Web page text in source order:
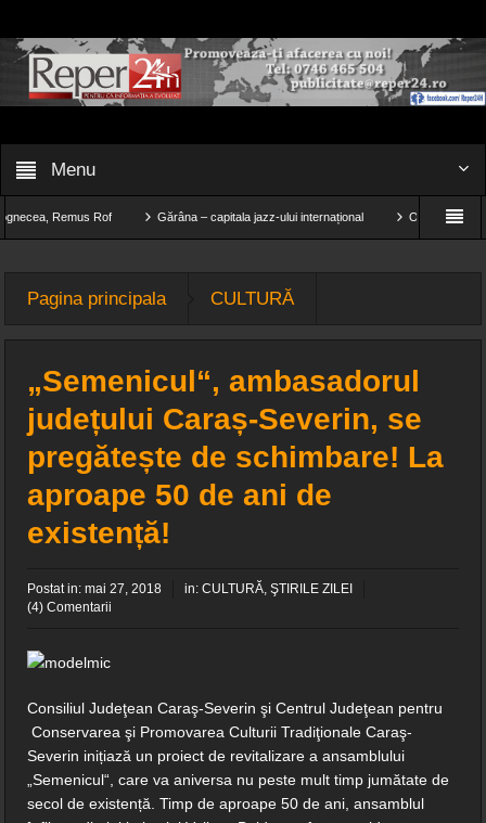
Menu
Remus Rof Gărâna – capitala jazz-ului internațional O fetiță de doar 11
Pagina principala CULTURĂ
„Semenicul“, ambasadorul
județului Caraș-Severin, se
pregătește de schimbare! La
aproape 50 de ani de
existență!
Postat in:mai 27, 2018 in:CULTURĂ,ŞTIRILE ZILEI
(4) Comentarii
Consiliul Judeţean Caraş-Severin şi Centrul Judeţean pentru
Conservarea şi Promovarea Culturii Tradiţionale Caraş-
Severin inițiază un proiect de revitalizare a ansamblului
„Semenicul“, care va aniversa nu peste mult timp jumătate de
secol de existență. Timp de aproape 50 de ani, ansamblul